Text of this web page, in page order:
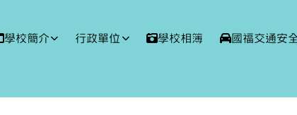
球資訊網
學校簡介 行政單位 學校相簿 國福交通安